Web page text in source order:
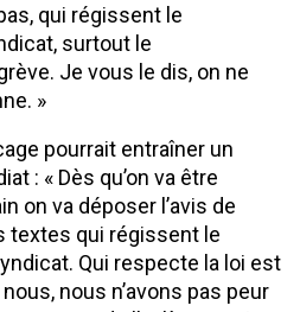
qui régissent le
surtout le
Je vous le dis, on ne
»
pourrait entraîner un
: « Dès qu’on va être
on va déposer l’avis de
textes qui régissent le
Qui respecte la loi est
nous n’avons pas peur